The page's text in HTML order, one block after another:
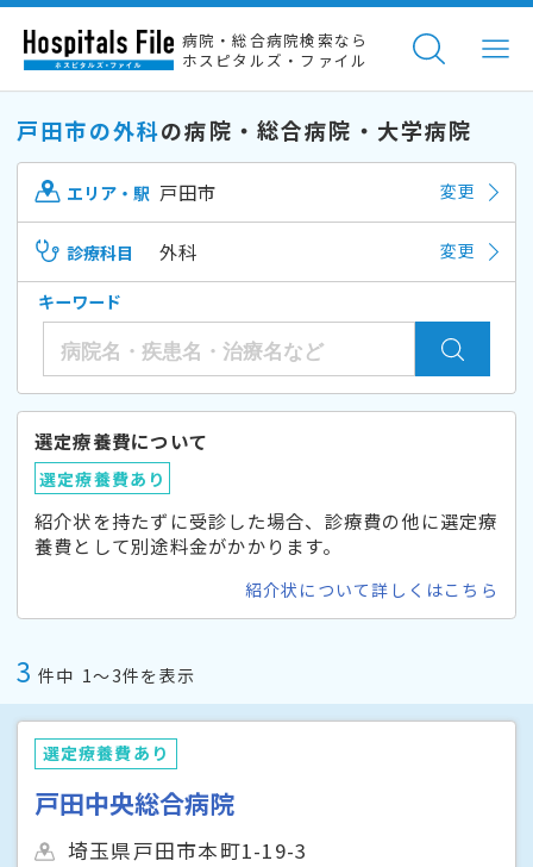
病院・総合病院検索なら
ホスピタルズ・ファイル
戸田市の外科の病院・総合病院・大学病院
エリア・駅 戸田市 変更
診療科目 外科 変更
キーワード
選定療養費について
選定療養費あり
紹介状を持たずに受診した場合、診療費の他に選定療
養費として別途料金がかかります。
紹介状について詳しくはこちら
3 件中 1〜3件を表示
選定療養費あり
戸田中央総合病院
埼玉県戸田市本町1-19-3